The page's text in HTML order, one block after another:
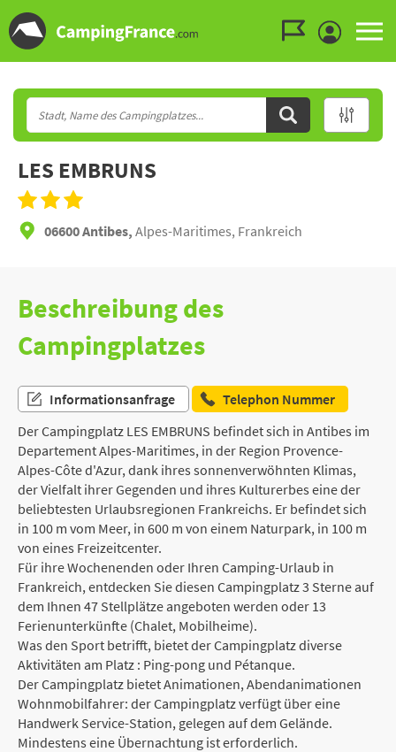
LES EMBRUNS
06600 Antibes, Alpes-Maritimes, Frankreich
Beschreibung des
Campingplatzes
Informationsanfrage
Telephon Nummer
Der Campingplatz LES EMBRUNS befindet sich in Antibes im
Departement Alpes-Maritimes, in der Region Provence-
Alpes-Côte d'Azur, dank ihres sonnenverwöhnten Klimas,
der Vielfalt ihrer Gegenden und ihres Kulturerbes eine der
beliebtesten Urlaubsregionen Frankreichs. Er befindet sich
in 100 m vom Meer, in 600 m von einem Naturpark, in 100 m
von eines Freizeitcenter.
Für ihre Wochenenden oder Ihren Camping-Urlaub in
Frankreich, entdecken Sie diesen Campingplatz 3 Sterne auf
dem Ihnen 47 Stellplätze angeboten werden oder 13
Ferienunterkünfte (Chalet, Mobilheime).
Was den Sport betrifft, bietet der Campingplatz diverse
Aktivitäten am Platz : Ping-pong und Pétanque.
Der Campingplatz bietet Animationen, Abendanimationen
Wohnmobilfahrer: der Campingplatz verfügt über eine
Handwerk Service-Station, gelegen auf dem Gelände.
Mindestens eine Übernachtung ist erforderlich.